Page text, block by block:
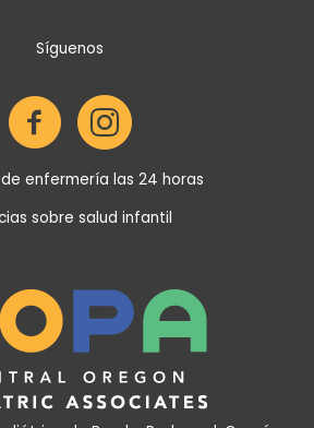
Síguenos
enfermería las 24 horas
sobre salud infantil